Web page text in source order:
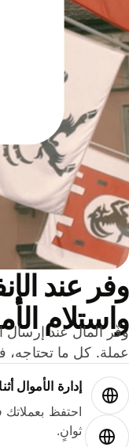
عند
كل ما تحتاجه،
إدارة الأموال
احتفظ بعملاتك
ثوانٍ.